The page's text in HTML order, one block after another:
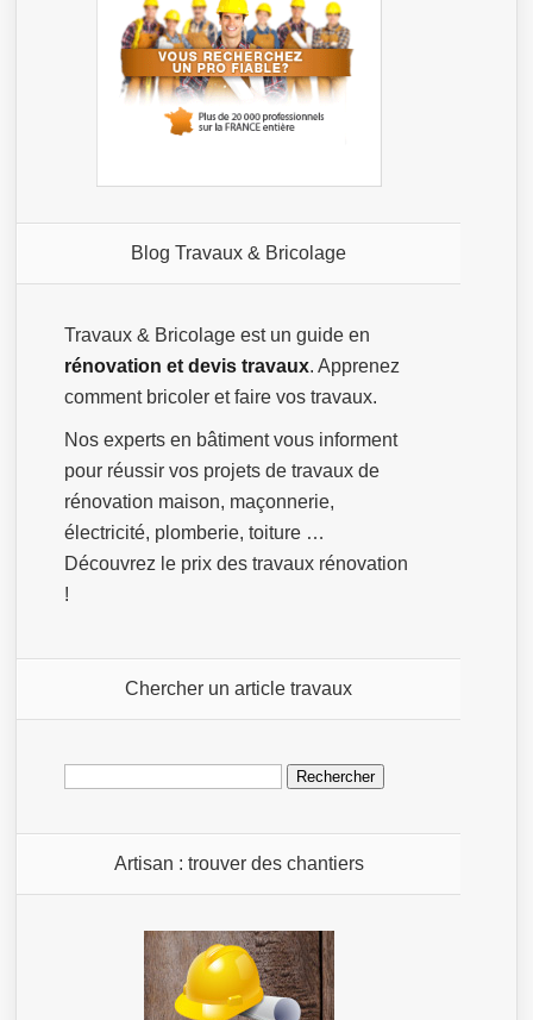
Blog Travaux & Bricolage
Travaux & Bricolage est un guide en
rénovation et devis travaux. Apprenez
comment bricoler et faire vos travaux.
Nos experts en bâtiment vous informent
pour réussir vos projets de travaux de
rénovation maison, maçonnerie,
électricité, plomberie, toiture …
Découvrez le prix des travaux rénovation
!
Chercher un article travaux
Rechercher :
Artisan : trouver des chantiers